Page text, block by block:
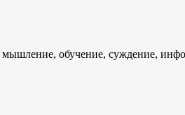
мышление, обучение, суждение,